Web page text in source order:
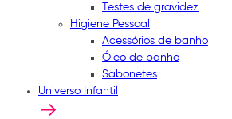
Testes de gravidez
Higiene Pessoal
Acessórios de banho
Óleo de banho
Sabonetes
Universo Infantil